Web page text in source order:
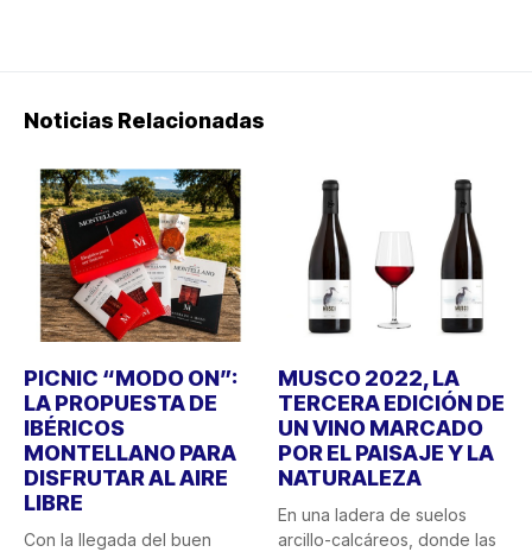
Noticias Relacionadas
PICNIC “MODO ON”:
LA PROPUESTA DE
IBÉRICOS
MONTELLANO PARA
DISFRUTAR AL AIRE
LIBRE
Con la llegada del buen
MUSCO 2022, LA
TERCERA EDICIÓN DE
UN VINO MARCADO
POR EL PAISAJE Y LA
NATURALEZA
En una ladera de suelos
arcillo-calcáreos, donde las